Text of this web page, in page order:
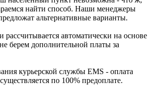
найти способ. Наши менеджеры
альтернативные варианты.
рассчитывается автоматически на основе
берем дополнительной платы за
курьерской службы EMS - оплата
по 100% предоплате.